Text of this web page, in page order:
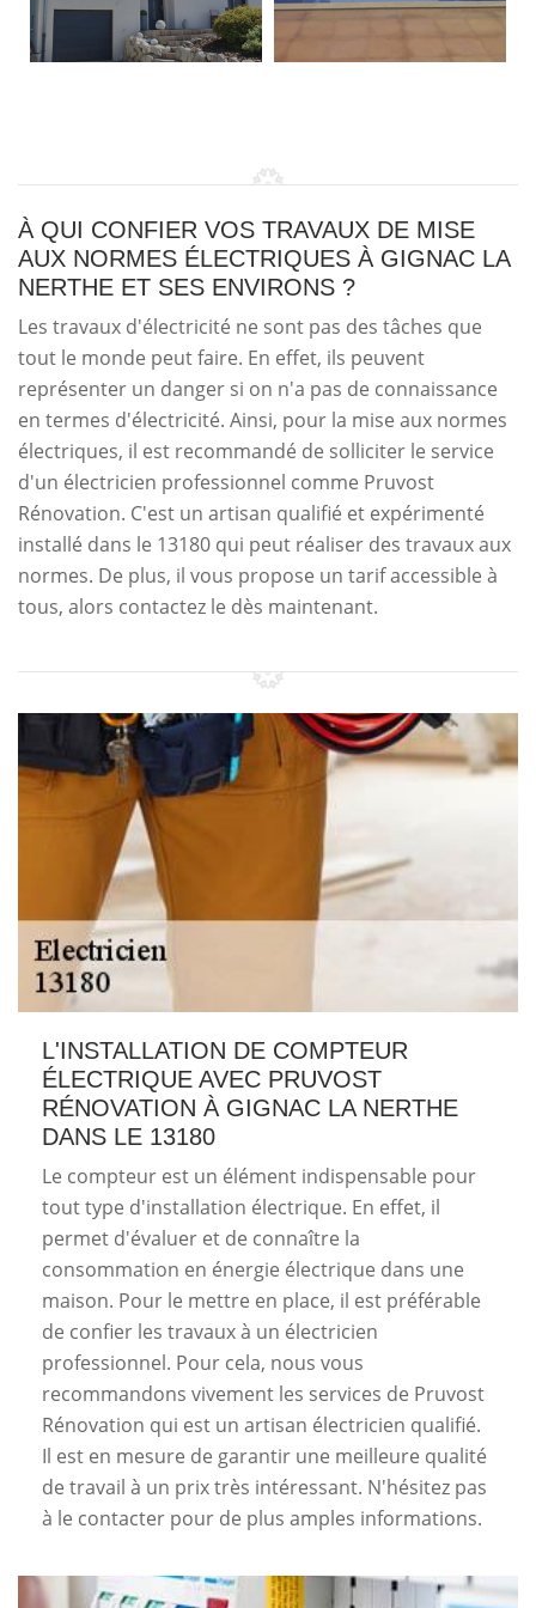
À QUI CONFIER VOS TRAVAUX DE MISE
AUX NORMES ÉLECTRIQUES À GIGNAC LA
NERTHE ET SES ENVIRONS ?
Les travaux d'électricité ne sont pas des tâches que
tout le monde peut faire. En effet, ils peuvent
représenter un danger si on n'a pas de connaissance
en termes d'électricité. Ainsi, pour la mise aux normes
électriques, il est recommandé de solliciter le service
d'un électricien professionnel comme Pruvost
Rénovation. C'est un artisan qualifié et expérimenté
installé dans le 13180 qui peut réaliser des travaux aux
normes. De plus, il vous propose un tarif accessible à
tous, alors contactez le dès maintenant.
L'INSTALLATION DE COMPTEUR
ÉLECTRIQUE AVEC PRUVOST
RÉNOVATION À GIGNAC LA NERTHE
DANS LE 13180
Le compteur est un élément indispensable pour
tout type d'installation électrique. En effet, il
permet d'évaluer et de connaître la
consommation en énergie électrique dans une
maison. Pour le mettre en place, il est préférable
de confier les travaux à un électricien
professionnel. Pour cela, nous vous
recommandons vivement les services de Pruvost
Rénovation qui est un artisan électricien qualifié.
Il est en mesure de garantir une meilleure qualité
de travail à un prix très intéressant. N'hésitez pas
à le contacter pour de plus amples informations.